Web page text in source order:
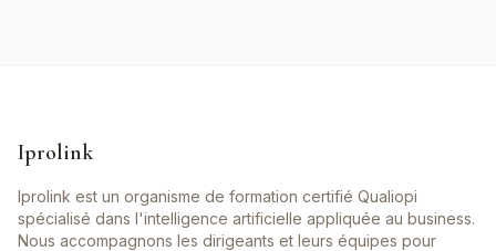
Iprolink
Iprolink est un organisme de formation certifié Qualiopi
spécialisé dans l'intelligence artificielle appliquée au business.
Nous accompagnons les dirigeants et leurs équipes pour